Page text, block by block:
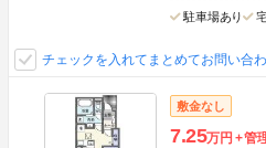
駐車場あり
チェックを入れてまとめてお問い合
敷金なし
7.25万円 管